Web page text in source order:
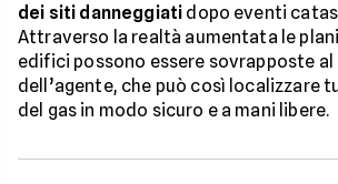
dei siti danneggiati dopo eventi
Attraverso la realtà aumentata le
edifici possono essere sovrapposte
dell’agente, che può così localizzare
del gas in modo sicuro e a mani libere.